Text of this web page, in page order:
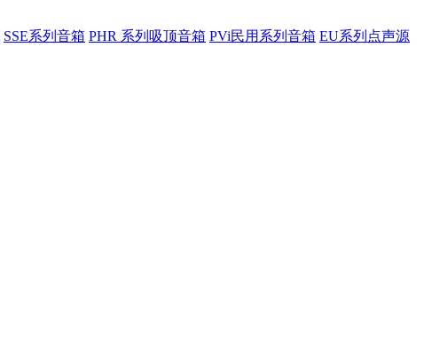
SSE系列音箱 PHR 系列吸顶音箱 PVi民用系列音箱 EU系列点声源